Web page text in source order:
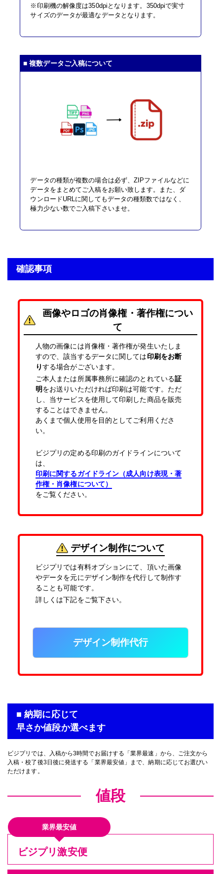
※印刷機の解像度は350dpiとなります。350dpiで実寸
サイズのデータが最適なデータとなります。
■ 複数データご入稿について
データの種類が複数の場合は必ず、ZIPファイルなどに
データをまとめてご入稿をお願い致します。また、ダ
ウンロードURLに関してもデータの種類数ではなく、
極力少ない数でご入稿下さいませ。
確認事項
画像やロゴの肖像権・著作権につい
て
人物の画像には肖像権・著作権が発生いたしま
すので、該当するデータに関しては印刷をお断
りする場合がございます。
ご本人または所属事務所に確認のとれている証
明をお送りいただければ印刷は可能です。ただ
し、当サービスを使用して印刷した商品を販売
することはできません。
あくまで個人使用を目的としてご利用くださ
い。
ビジプリの定める印刷のガイドラインについて
は、
印刷に関するガイドライン（成人向け表現・著
作権・肖像権について）
をご覧ください。
デザイン制作について
ビジプリでは有料オプションにて、頂いた画像
やデータを元にデザイン制作を代行して制作す
ることも可能です。
詳しくは下記をご覧下さい。
デザイン制作代行
■ 納期に応じて
早さか値段か選べます
ビジプリでは、入稿から3時間でお届けする「業界最速」から、ご注文から
入稿・校了後3日後に発送する「業界最安値」まで、納期に応じてお選びい
ただけます。
値段
業界最安値
ビジプリ激安便